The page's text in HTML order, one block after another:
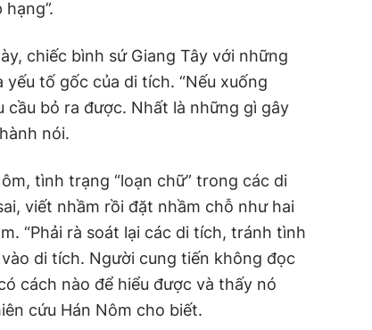
chiếc bình sứ Giang Tây với những
tố gốc của di tích. “Nếu xuống
bỏ ra được. Nhất là những gì gây
nói.
tình trạng “loạn chữ” trong các di
viết nhầm rồi đặt nhầm chỗ như hai
“Phải rà soát lại các di tích, tránh tình
di tích. Người cung tiến không đọc
cách nào để hiểu được và thấy nó
cứu Hán Nôm cho biết.